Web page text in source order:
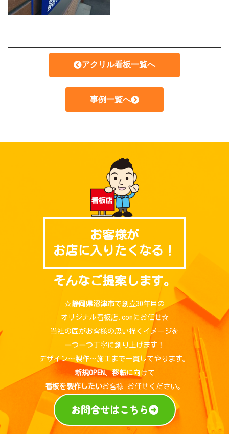
アクリル看板一覧へ
事例一覧へ
お客様が
お店に入りたくなる！
そんなご提案します。
☆静岡県沼津市で創立30年目の
オリジナル看板店.comにお任せ☆
当社の匠がお客様の思い描くイメージを
一つ一つ丁寧に創り上げます！
デザイン～製作～施工まで一貫してやります。
新規OPEN、移転に向けて
看板を製作したいお客様 お任せください。
お問合せはこちら